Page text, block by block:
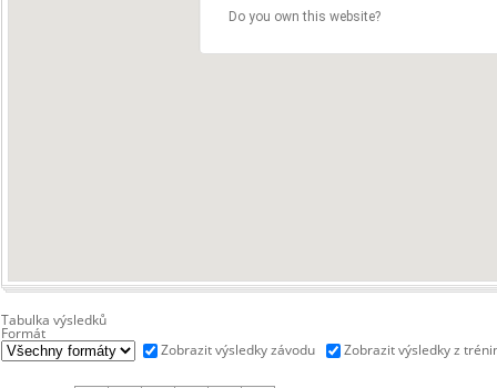
Do you own this website?
Tabulka výsledků
Formát
Zobrazit výsledky závodu
Zobrazit výsledky z